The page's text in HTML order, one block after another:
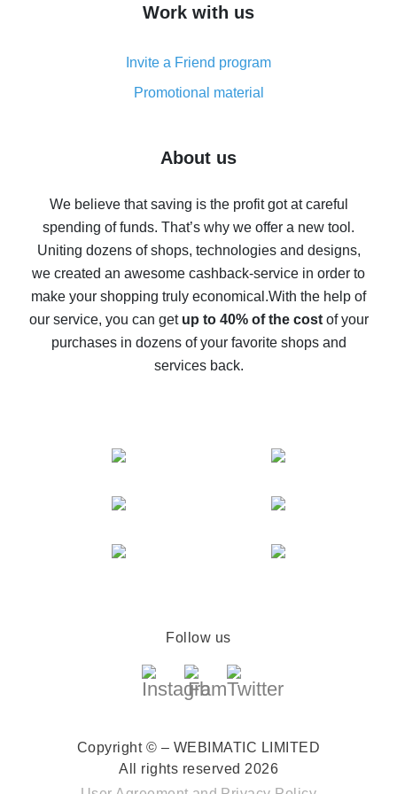
simple methods
8% cash back on AliExpress - saving real money is a
real thing
Five ways to get the most cash back on AliExpress
back
10% cash back on AliExpress - the impossible is
possible
The best cash back on AliExpress - how to find it
The best cash back service for AliExpress - let's
compare offers
Work with us
Invite a Friend program
Promotional material
About us
We believe that saving is the profit got at careful
spending of funds. That’s why we offer a new tool.
Uniting dozens of shops, technologies and designs,
we created an awesome cashback-service in order to
make your shopping truly economical.With the help of
our service, you can get up to 40% of the costof your
purchases in dozens of your favorite shops and
services back.
Follow us
Copyright © – WEBIMATIC LIMITED
All rights reserved 2026